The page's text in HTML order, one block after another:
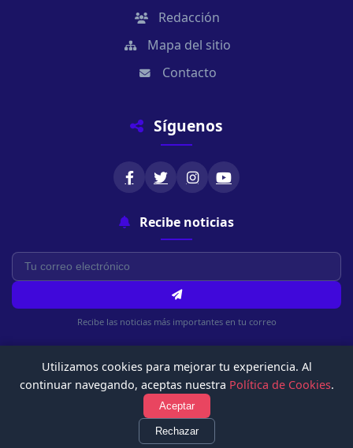
Redacción
Mapa del sitio
Contacto
Síguenos
Recibe noticias
Recibe las noticias más importantes en tu correo
© 2026 Chachapoyasonline.Com. Todos los derechos reservados.
Términos de Uso
Utilizamos cookies para mejorar tu experiencia. Al
continuar navegando, aceptas nuestra Política de Cookies.
Aceptar
Rechazar